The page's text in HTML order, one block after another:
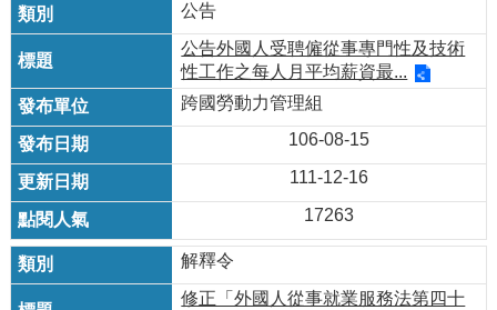
公告
公告外國人受聘僱從事專門性及技術
性工作之每人月平均薪資最...
跨國勞動力管理組
106-08-15
111-12-16
17263
解釋令
修正「外國人從事就業服務法第四十